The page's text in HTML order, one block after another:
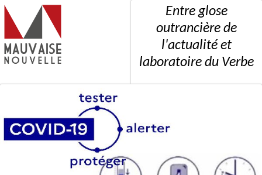
Entre glose
outrancière de
l'actualité et
laboratoire du Verbe